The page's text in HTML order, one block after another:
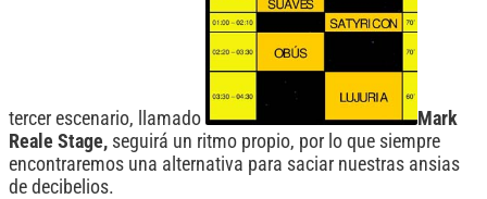
tercer escenario, llamado
Mark
Reale Stage, seguirá un ritmo propio, por lo que siempre
encontraremos una alternativa para saciar nuestras ansias
de decibelios.